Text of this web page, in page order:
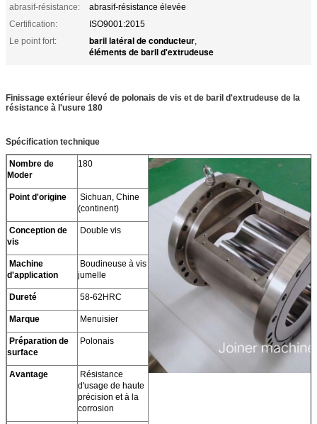
abrasif-résistance:
abrasif-résistance élevée
Certification:
ISO9001:2015
Le point fort:
baril latéral de conducteur,
éléments de baril d'extrudeuse
Finissage extérieur élevé de polonais de vis et de baril d'extrudeuse de la
résistance à l'usure 180
Spécification technique
Nombre de
Moder
180
Point d'origine
Sichuan, Chine
(continent)
Conception de
vis
Double vis
Machine
d'application
Boudineuse à vis
jumelle
Dureté 58-62HRC
Marque Menuisier
Préparation de
surface
Polonais
Avantage
Résistance
d'usage de haute
précision et à la
corrosion